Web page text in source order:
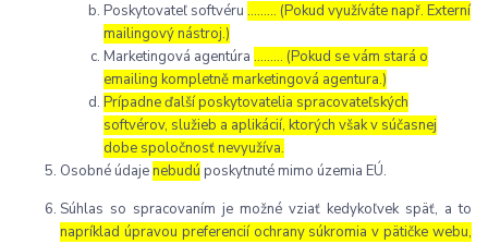
Poskytovateľ softvéru ……… (Pokud využíváte např. Externí
mailingový nástroj.)
Marketingová agentúra ……… (Pokud se vám stará o
emailing kompletně marketingová agentura.)
Prípadne ďalší poskytovatelia spracovateľských
softvérov, služieb a aplikácií, ktorých však v súčasnej
dobe spoločnosť nevyužíva.
Osobné údaje nebudú poskytnuté mimo územia EÚ.
Súhlas so spracovaním je možné vziať kedykoľvek späť, a to
napríklad úpravou preferencií ochrany súkromia v pätičke webu,